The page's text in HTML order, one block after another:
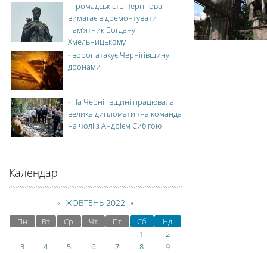
- Громадськість Чернігова
вимагає відремонтувати
пам’ятник Богдану
Хмельницькому
- ворог атакує Чернігівщину
дронами
- На Чернігівщині працювала
велика дипломатична команда
на чолі з Андрієм Сибігою
Календар
« ЖОВТЕНЬ 2022 »
Пн Вт Ср Чт Пт Сб
Нд
1
2
3
4 5 6 7 8
9